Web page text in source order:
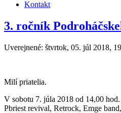
Kontakt
3. ročník
Uverejnené: štvrtok, 05. júl 2018,
Milí priatelia.
V sobotu 7. júla 2018 od 14,00
Pbriest revival, Retrock, Emge